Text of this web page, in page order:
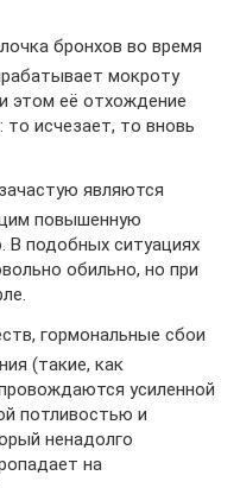
бронхов во время
мокроту
этом её отхождение
исчезает, то вновь
являются
повышенную
В подобных ситуациях
обильно, но при
гормональные сбои
(такие, как
усиленной
потливостью и
ненадолго
на